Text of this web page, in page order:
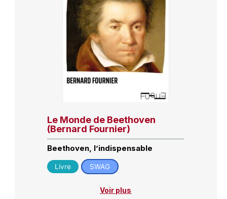
Le Monde de Beethoven
(Bernard Fournier)
Beethoven, l’indispensable
Livre SWAG
Voir plus